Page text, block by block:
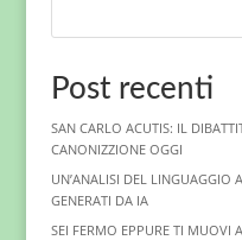
Post recenti
SAN CARLO ACUTIS: IL
CANONIZZIONE OGGI
UN’ANALISI DEL LINGUAGGIO
GENERATI DA IA
SEI FERMO EPPURE TI MUOVI